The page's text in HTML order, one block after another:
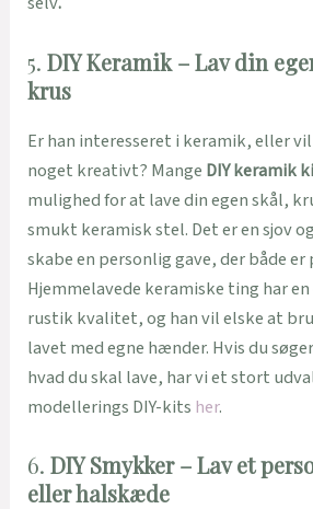
5.DIY Keramik – Lav din
krus
Er han interesseret i keramik, eller
noget kreativt? Mange DIY keramik
mulighed for at lave din egen skål,
smukt keramisk stel. Det er en sjov
skabe en personlig gave, der både
Hjemmelavede keramiske ting har
rustik kvalitet, og han vil elske at
lavet med egne hænder. Hvis du
hvad du skal lave, har vi et stort
modellerings DIY-kits her.
6.DIY Smykker – Lav et
eller halskæde